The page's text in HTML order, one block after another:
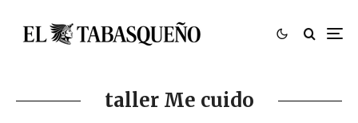
taller Me cuido